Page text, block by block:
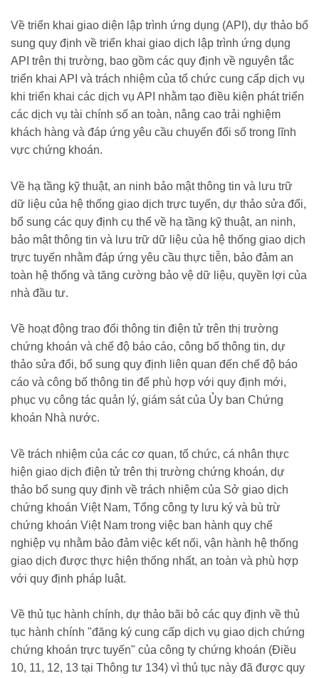
Về triển khai giao diện lập trình ứng dụng (API), dự thảo bổ
sung quy định về triển khai giao dịch lập trình ứng dụng
API trên thị trường, bao gồm các quy định về nguyên tắc
triển khai API và trách nhiệm của tổ chức cung cấp dịch vụ
khi triển khai các dịch vụ API nhằm tạo điều kiện phát triển
các dịch vụ tài chính số an toàn, nâng cao trải nghiệm
khách hàng và đáp ứng yêu cầu chuyển đổi số trong lĩnh
vực chứng khoán.
Về hạ tầng kỹ thuật, an ninh bảo mật thông tin và lưu trữ
dữ liệu của hệ thống giao dịch trực tuyến, dự thảo sửa đổi,
bổ sung các quy định cụ thể về hạ tầng kỹ thuật, an ninh,
bảo mật thông tin và lưu trữ dữ liệu của hệ thống giao dịch
trực tuyến nhằm đáp ứng yêu cầu thực tiễn, bảo đảm an
toàn hệ thống và tăng cường bảo vệ dữ liệu, quyền lợi của
nhà đầu tư.
Về hoạt động trao đổi thông tin điện tử trên thị trường
chứng khoán và chế độ báo cáo, công bố thông tin, dự
thảo sửa đổi, bổ sung quy định liên quan đến chế độ báo
cáo và công bố thông tin để phù hợp với quy định mới,
phục vụ công tác quản lý, giám sát của Ủy ban Chứng
khoán Nhà nước.
Về trách nhiệm của các cơ quan, tổ chức, cá nhân thực
hiện giao dịch điện tử trên thị trường chứng khoán, dự
thảo bổ sung quy định về trách nhiệm của Sở giao dịch
chứng khoán Việt Nam, Tổng công ty lưu ký và bù trừ
chứng khoán Việt Nam trong việc ban hành quy chế
nghiệp vụ nhằm bảo đảm việc kết nối, vận hành hệ thống
giao dịch được thực hiện thống nhất, an toàn và phù hợp
với quy định pháp luật.
Về thủ tục hành chính, dự thảo bãi bỏ các quy định về thủ
tục hành chính "đăng ký cung cấp dịch vụ giao dịch chứng
chứng khoán trực tuyến" của công ty chứng khoán (Điều
10, 11, 12, 13 tại Thông tư 134) vì thủ tục này đã được quy